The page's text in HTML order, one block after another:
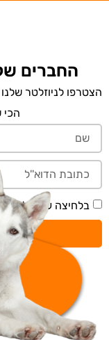
החברים
הצטרפו לניוזלטר
הכי
בלחיצה על 'שליחה'